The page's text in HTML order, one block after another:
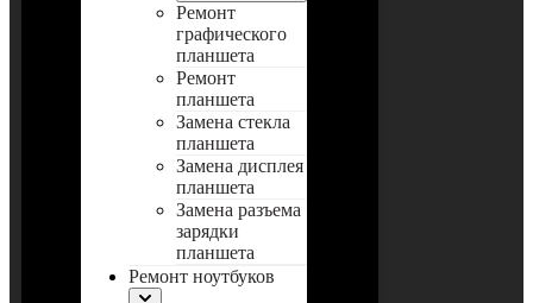
Ремонт
графического
планшета
Ремонт
планшета
Замена стекла
планшета
Замена дисплея
планшета
Замена разъема
зарядки
планшета
Ремонт ноутбуков